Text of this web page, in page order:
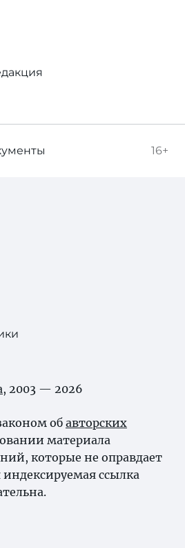
16+
, 2003 — 2026
об авторских
материала
которые не оправдает
ссылка